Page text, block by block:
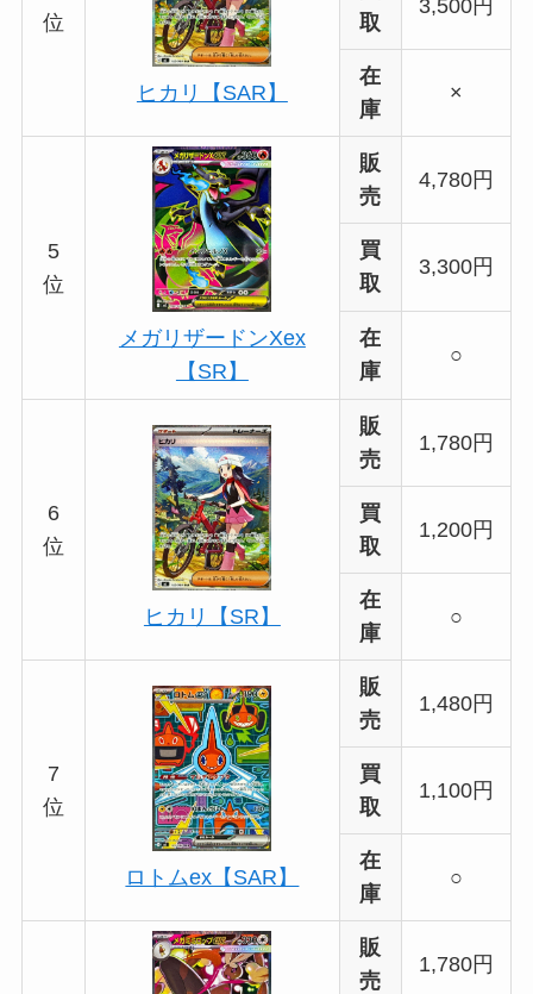
位
ヒカリ【SAR】
取
3,500円
在
庫
×
5
位
メガリザードンXex
【SR】
販
売
4,780円
買
取
3,300円
在
庫
○
6
位
ヒカリ【SR】
販
売
1,780円
買
取
1,200円
在
庫
○
7
位
ロトムex【SAR】
販
売
1,480円
買
取
1,100円
在
庫
○
販
売
1,780円